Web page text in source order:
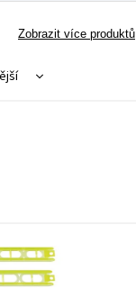
Zobrazit více produktů